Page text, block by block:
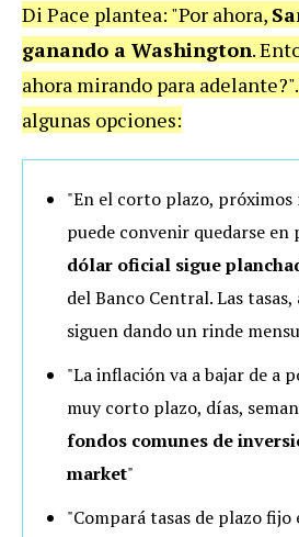
Di Pace plantea: "Por ahora,
ganando a Washington.
ahora mirando para
algunas opciones:
"En el corto plazo, próximos
puede convenir quedarse en
dólar oficial sigue
del Banco Central. Las tasas,
siguen dando un rinde
"La inflación va a bajar de a
muy corto plazo, días,
fondos comunes de
market"
"Compará tasas de plazo